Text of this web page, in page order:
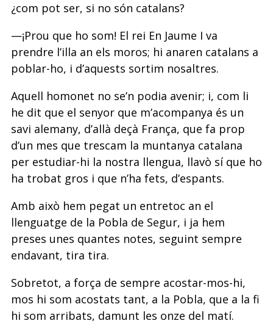
¿com pot ser, si no són catalans?
—¡Prou que ho som! El rei En Jaume I va
prendre l’illa an els moros; hi anaren catalans a
poblar-ho, i d’aquests sortim nosaltres.
Aquell homonet no se’n podia avenir; i, com li
he dit que el senyor que m’acompanya és un
savi alemany, d’allà deçà França, que fa prop
d’un mes que trescam la muntanya catalana
per estudiar-hi la nostra llengua, llavò sí que ho
ha trobat gros i que n’ha fets, d’espants.
Amb això hem pegat un entretoc an el
llenguatge de la Pobla de Segur, i ja hem
preses unes quantes notes, seguint sempre
endavant, tira tira.
Sobretot, a força de sempre acostar-mos-hi,
mos hi som acostats tant, a la Pobla, que a la fi
hi som arribats, damunt les onze del matí.